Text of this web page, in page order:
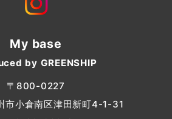
My base
by GREENSHIP
〒800-0227
市小倉南区津田新町4-1-31